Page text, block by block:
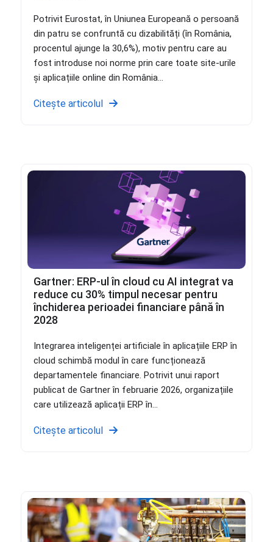
Potrivit Eurostat, în Uniunea Europeană o persoană
din patru se confruntă cu dizabilități (în România,
procentul ajunge la 30,6%), motiv pentru care au
fost introduse noi norme prin care toate site-urile
și aplicațiile online din România...
Citește articolul
Gartner: ERP-ul în cloud cu AI integrat va
reduce cu 30% timpul necesar pentru
închiderea perioadei financiare până în
2028
Integrarea inteligenței artificiale în aplicațiile ERP în
cloud schimbă modul în care funcționează
departamentele financiare. Potrivit unui raport
publicat de Gartner în februarie 2026, organizațiile
care utilizează aplicații ERP în...
Citește articolul